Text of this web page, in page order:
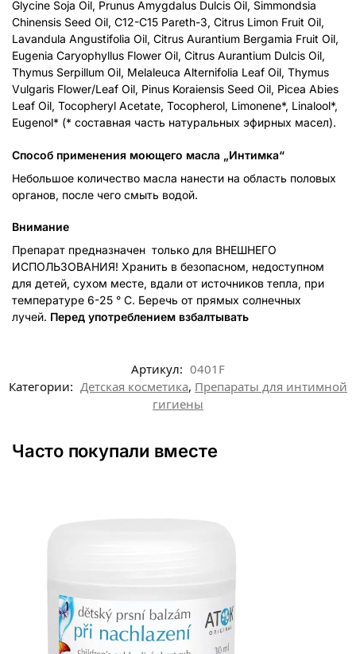
Glycine Soja Oil, Prunus Amygdalus Dulcis Oil, Simmondsia
Chinensis Seed Oil, C12-C15 Pareth-3, Citrus Limon Fruit Oil,
Lavandula Angustifolia Oil, Citrus Aurantium Bergamia Fruit Oil,
Eugenia Caryophyllus Flower Oil, Citrus Aurantium Dulcis Oil,
Thymus Serpillum Oil, Melaleuca Alternifolia Leaf Oil, Thymus
Vulgaris Flower/Leaf Oil, Pinus Koraiensis Seed Oil, Picea Abies
Leaf Oil, Tocopheryl Acetate, Tocopherol, Limonene*, Linalool*,
Eugenol* (* составная часть натуральных эфирных масел).
Способ применения моющего масла „Интимка“
Небольшое количество масла нанести на область половых
органов, после чего смыть водой.
Внимание
Препарат предназначен только для ВНЕШНЕГО
ИСПОЛЬЗОВАНИЯ! Хранить в безопасном, недоступном
для детей, сухом месте, вдали от источников тепла, при
температуре 6-25 ° C. Беречь от прямых солнечных
лучей. Перед употреблением взбалтывать
Артикул: 0401F
Категории: Детская косметика, Препараты для интимной
гигиены
Часто покупали вместе